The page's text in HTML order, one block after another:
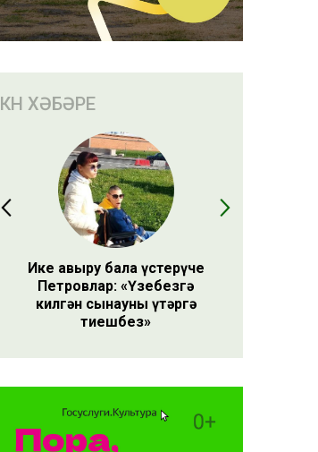
КӨН ХӘБӘРЕ
Ике авыру бала үстерүче
Петровлар: «Үзебезгә
килгән сынауны үтәргә
тиешбез»